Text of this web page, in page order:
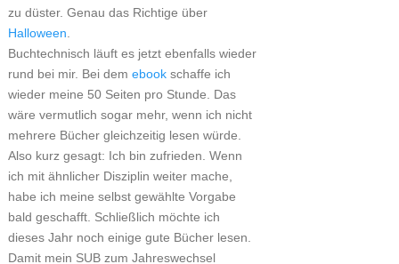
zu düster. Genau das Richtige über
Halloween
Buchtechnisch läuft es jetzt ebenfalls wieder
rund bei mir. Bei dem ebookschaffe ich
wieder meine 50 Seiten pro Stunde. Das
wäre vermutlich sogar mehr, wenn ich nicht
mehrere Bücher gleichzeitig lesen würde.
Also kurz gesagt: Ich bin zufrieden. Wenn
ich mit ähnlicher Disziplin weiter mache,
habe ich meine selbst gewählte Vorgabe
bald geschafft. Schließlich möchte ich
dieses Jahr noch einige gute Bücher lesen.
Damit mein SUB zum Jahreswechsel